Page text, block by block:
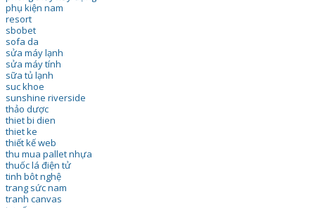
phụ kiện nam
resort
sbobet
sofa da
sửa máy lạnh
sửa máy tính
sữa tủ lạnh
suc khoe
sunshine riverside
thảo dược
thiet bi dien
thiet ke
thiết kế web
thu mua pallet nhựa
thuốc lá điện tử
tinh bôt nghệ
trang sức nam
tranh canvas